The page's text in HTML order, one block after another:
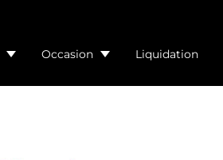
Occasion Liquidation